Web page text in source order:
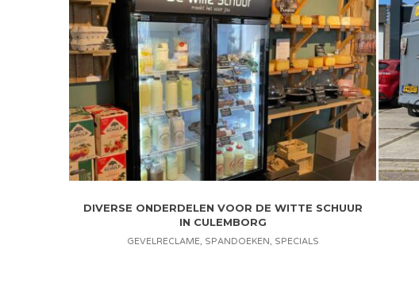
DIVERSE ONDERDELEN VOOR DE WITTE SCHUUR
IN CULEMBORG
GEVELRECLAME, SPANDOEKEN, SPECIALS